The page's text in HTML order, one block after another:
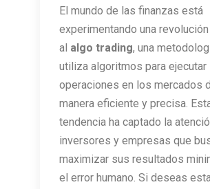
El mundo de las finanzas está
experimentando una
al algo trading, una
utiliza algoritmos para ejecutar
operaciones en los mercados
manera eficiente y precisa.
tendencia ha captado la
inversores y empresas que
maximizar sus resultados
el error humano. Si deseas